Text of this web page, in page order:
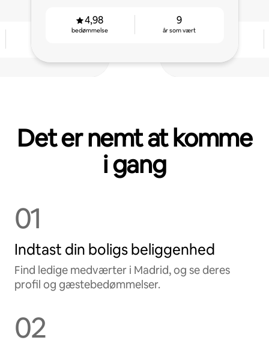
4,98
bedømmelse
9
år som vært
Det er nemt at komme
i gang
01
Indtast din boligs beliggenhed
Find ledige medværter i Madrid, og se deres
profil og gæstebedømmelser.
02